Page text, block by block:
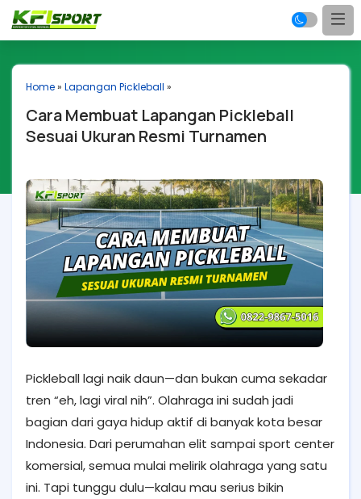
Home» Lapangan Pickleball »
Cara Membuat Lapangan Pickleball
Sesuai Ukuran Resmi Turnamen
Pickleball lagi naik daun—dan bukan cuma sekadar
tren “eh, lagi viral nih”. Olahraga ini sudah jadi
bagian dari gaya hidup aktif di banyak kota besar
Indonesia. Dari perumahan elit sampai sport center
komersial, semua mulai melirik olahraga yang satu
ini. Tapi tunggu dulu—kalau mau serius bikin